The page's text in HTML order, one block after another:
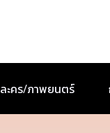
ละคร/ภาพยนตร์